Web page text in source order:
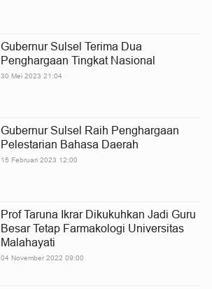
Gubernur Sulsel Terima Dua
Penghargaan Tingkat Nasional
30 Mei 2023 21:04
Gubernur Sulsel Raih Penghargaan
Pelestarian Bahasa Daerah
15 Februari 2023 12:00
Prof Taruna Ikrar Dikukuhkan Jadi Guru
Besar Tetap Farmakologi Universitas
Malahayati
04 November 2022 09:00